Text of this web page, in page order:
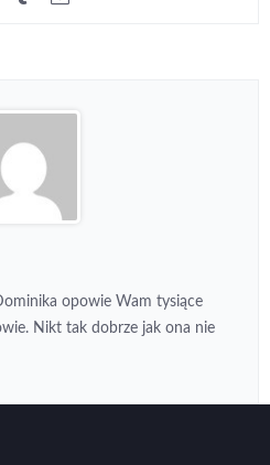
opowie Wam tysiące
Nikt tak dobrze jak ona nie